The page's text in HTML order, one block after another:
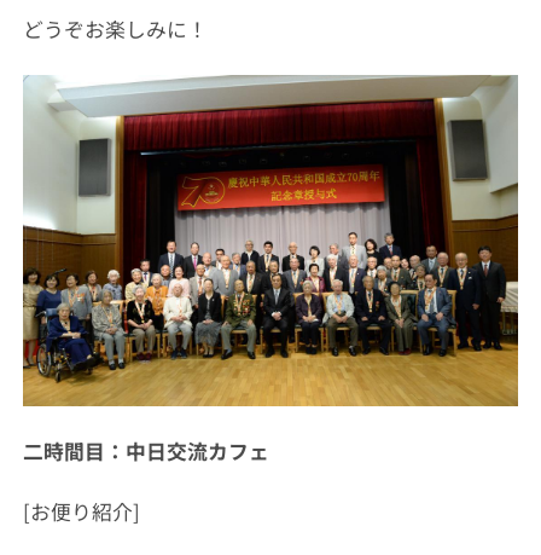
どうぞお楽しみに！
二時間目：中日交流カフェ
[お便り紹介]